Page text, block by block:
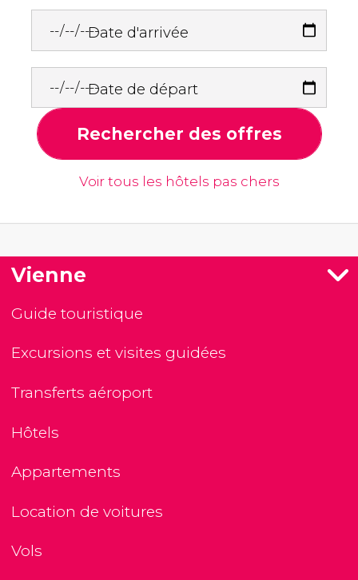
Date d'arrivée
Date de départ
Rechercher des offres
Voir tous les hôtels pas chers
Vienne
Guide touristique
Excursions et visites guidées
Transferts aéroport
Hôtels
Appartements
Location de voitures
Vols